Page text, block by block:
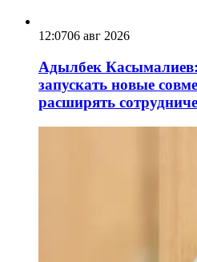
12:0706 авг 2026
Адылбек
запускать новые
расширять